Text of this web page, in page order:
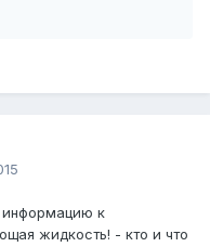
информацию к
жидкость! - кто и что